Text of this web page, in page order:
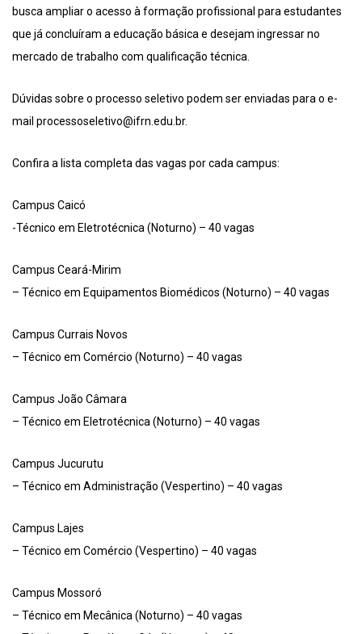
busca ampliar o acesso à formação profissional para estudantes
que já concluíram a educação básica e desejam ingressar no
mercado de trabalho com qualificação técnica.
Dúvidas sobre o processo seletivo podem ser enviadas para o e-
mail processoseletivo@ifrn.edu.br.
Confira a lista completa das vagas por cada campus:
Campus Caicó
-Técnico em Eletrotécnica (Noturno) – 40 vagas
Campus Ceará-Mirim
– Técnico em Equipamentos Biomédicos (Noturno) – 40 vagas
Campus Currais Novos
– Técnico em Comércio (Noturno) – 40 vagas
Campus João Câmara
– Técnico em Eletrotécnica (Noturno) – 40 vagas
Campus Jucurutu
– Técnico em Administração (Vespertino) – 40 vagas
Campus Lajes
– Técnico em Comércio (Vespertino) – 40 vagas
Campus Mossoró
– Técnico em Mecânica (Noturno) – 40 vagas